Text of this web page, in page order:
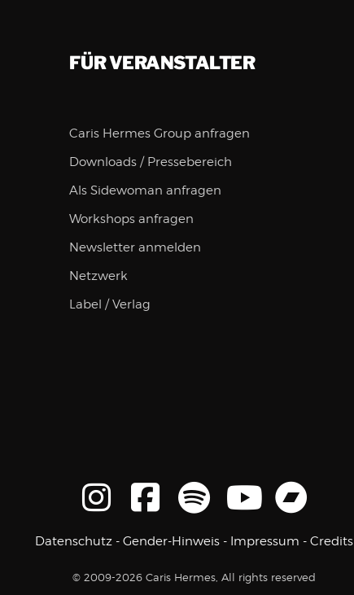
FÜR VERANSTALTER
Caris Hermes Group anfragen
Downloads / Pressebereich
Als Sidewoman anfragen
Workshops anfragen
Newsletter anmelden
Netzwerk
Label / Verlag
Datenschutz- Gender-Hinweis- Impressum - Credits
© 2009-2026 Caris Hermes, All rights reserved